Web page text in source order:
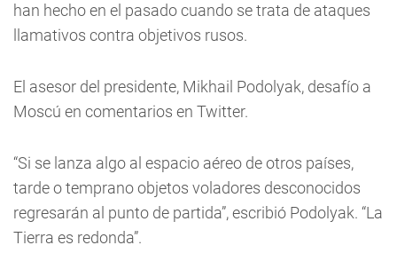
han hecho en el pasado cuando se trata de ataques
llamativos contra objetivos rusos.
El asesor del presidente, Mikhail Podolyak, desafío a
Moscú en comentarios en Twitter.
“Si se lanza algo al espacio aéreo de otros países,
tarde o temprano objetos voladores desconocidos
regresarán al punto de partida”, escribió Podolyak. “La
Tierra es redonda”.